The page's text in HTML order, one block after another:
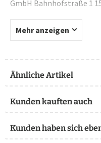
GmbH Bahnhofstraße 1
Mehr anzeigen
Ähnliche Artikel
Kunden kauften auch
Kunden haben sich